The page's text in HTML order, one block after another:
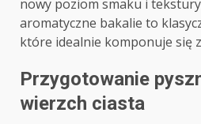
nowy poziom smaku i
aromatyczne bakalie to
które idealnie komponuje się
Przygotowanie
wierzch ciasta